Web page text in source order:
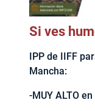
Si ves
IPP de IIFF
Mancha:
-MUY ALTO